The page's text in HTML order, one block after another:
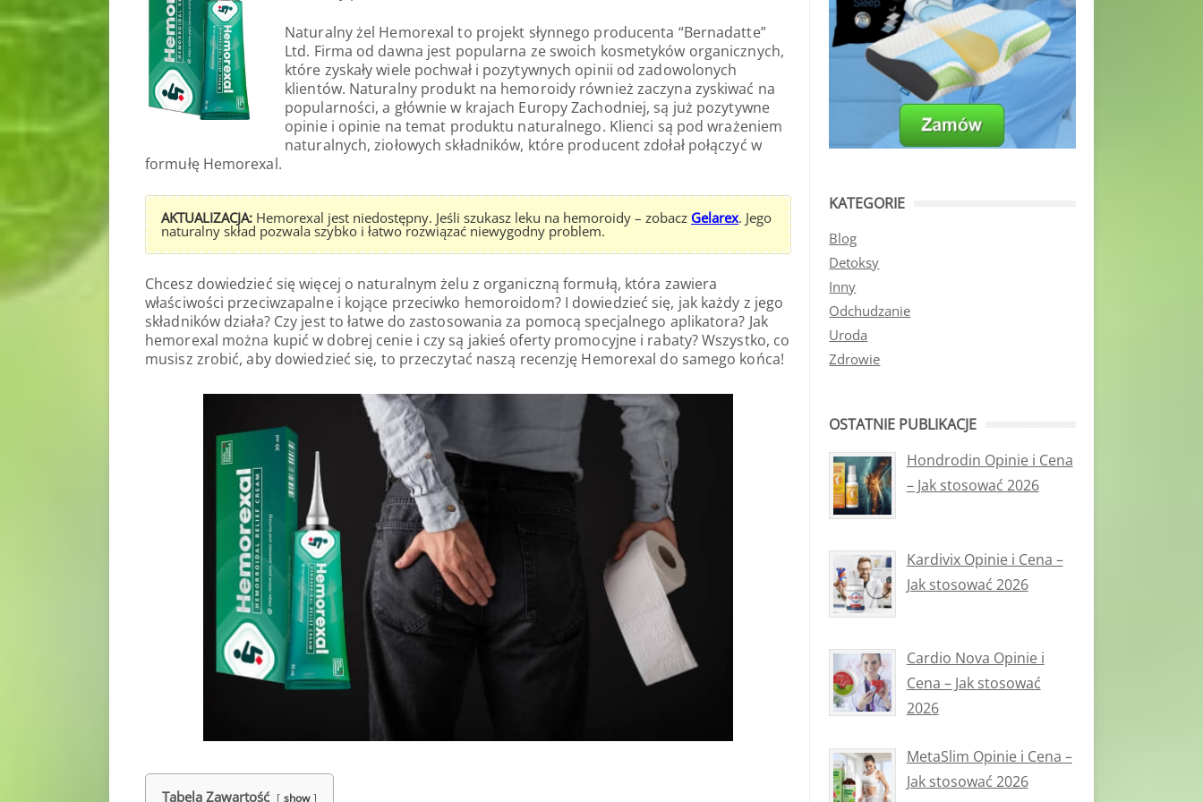
Naturalny żel Hemorexal to projekt słynnego producenta “Bernadatte”
Ltd. Firma od dawna jest popularna ze swoich kosmetyków organicznych,
które zyskały wiele pochwał i pozytywnych opinii od zadowolonych
klientów. Naturalny produkt na hemoroidy również zaczyna zyskiwać na
popularności, a głównie w krajach Europy Zachodniej, są już pozytywne
opinie i opinie na temat produktu naturalnego. Klienci są pod wrażeniem
naturalnych, ziołowych składników, które producent zdołał połączyć w
formułę Hemorexal.
AKTUALIZACJA: Hemorexal jest niedostępny. Jeśli szukasz leku na hemoroidy – zobacz Gelarex. Jego
naturalny skład pozwala szybko i łatwo rozwiązać niewygodny problem.
Chcesz dowiedzieć się więcej o naturalnym żelu z organiczną formułą, która zawiera
właściwości przeciwzapalne i kojące przeciwko hemoroidom? I dowiedzieć się, jak każdy z jego
składników działa? Czy jest to łatwe do zastosowania za pomocą specjalnego aplikatora? Jak
hemorexal można kupić w dobrej cenie i czy są jakieś oferty promocyjne i rabaty? Wszystko, co
musisz zrobić, aby dowiedzieć się, to przeczytać naszą recenzję Hemorexal do samego końca!
Tabela Zawartość show
KATEGORIE
Blog
Detoksy
Inny
Odchudzanie
Uroda
Zdrowie
OSTATNIE PUBLIKACJE
Hondrodin Opinie i Cena
– Jak stosować 2026
Kardivix Opinie i Cena –
Jak stosować 2026
Cardio Nova Opinie i
Cena – Jak stosować
2026
MetaSlim Opinie i Cena –
Jak stosować 2026